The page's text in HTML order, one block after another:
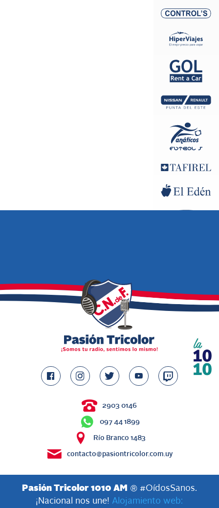
2903 0146
097 44 1899
Río Branco 1483
contacto@pasiontricolor.com.uy
Pasión Tricolor 1010 AM
® #OídosSanos.
¡Nacional nos une! Alojamiento web: